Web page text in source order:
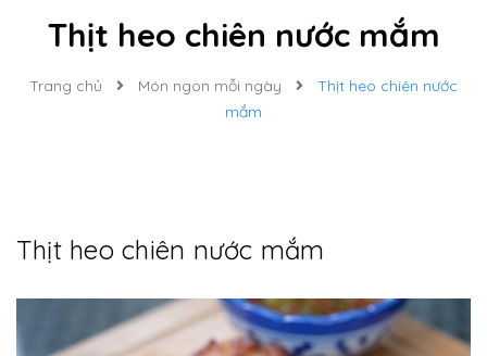
Thịt heo chiên nước mắm
Trang chủ Món ngon mỗi ngày
Thịt heo chiên nước
mắm
Thịt heo chiên nước mắm